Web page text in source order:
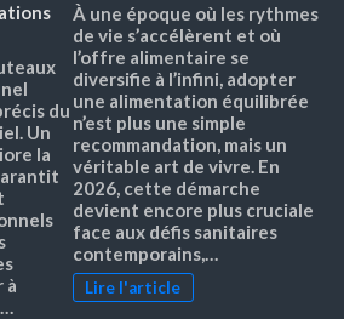
du
Un
la
à
À une époque où les rythmes
de vie s’accélèrent et où
l’offre alimentaire se
diversifie à l’infini, adopter
une alimentation équilibrée
n’est plus une simple
recommandation, mais un
véritable art de vivre. En
2026, cette démarche
devient encore plus cruciale
face aux défis sanitaires
contemporains,…
Lire l'article